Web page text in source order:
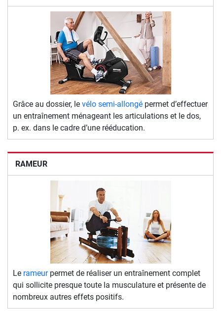
Grâce au dossier, le vélo semi-allongé permet d’effectuer
un entraînement ménageant les articulations et le dos,
p. ex. dans le cadre d’une rééducation.
RAMEUR
Le rameurpermet de réaliser un entraînement complet
qui sollicite presque toute la musculature et présente de
nombreux autres effets positifs.